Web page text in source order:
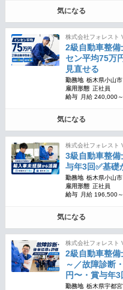
気になる
株式会社フォレスト
2級自動車整
セン平均75万
見直せる
勤務地 栃木県小山市
雇用形態 正社員
給与
月給 240,000
気になる
株式会社フォレスト
3級自動車整
与年3回✅基礎
勤務地 栃木県小山市
雇用形態 正社員
給与
月給 196,500
気になる
株式会社フォレスト
2級自動車整備
～／故障診断
円〜・賞与年3
勤務地 栃木県宇都